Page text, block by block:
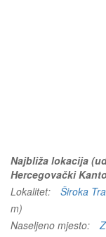
Najbliža lokacija
Hercegovački
Lokalitet:
Široka
m)
Naseljeno mjesto: